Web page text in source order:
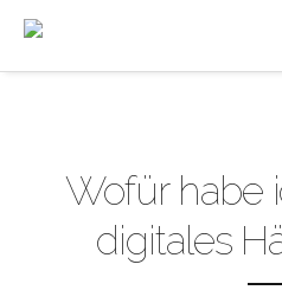
Wofür habe
digitales